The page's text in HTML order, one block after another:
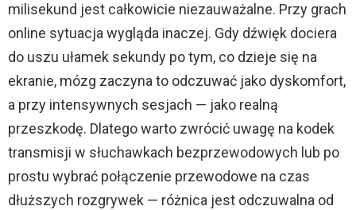
milisekund jest całkowicie niezauważalne. Przy grach
online sytuacja wygląda inaczej. Gdy dźwięk dociera
do uszu ułamek sekundy po tym, co dzieje się na
ekranie, mózg zaczyna to odczuwać jako dyskomfort,
a przy intensywnych sesjach — jako realną
przeszkodę. Dlatego warto zwrócić uwagę na kodek
transmisji w słuchawkach bezprzewodowych lub po
prostu wybrać połączenie przewodowe na czas
dłuższych rozgrywek — różnica jest odczuwalna od